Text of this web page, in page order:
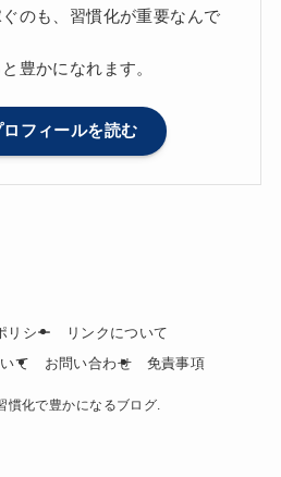
ぐのも、習慣化が重要なんで
豊かになれます。
フィールを読む
リシー
リンクについて
て
お問い合わせ 免責事項
慣化で豊かになるブログ.